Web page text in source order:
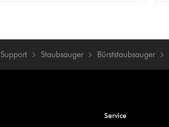
Support Staubsauger Bürststaubsauger
Service